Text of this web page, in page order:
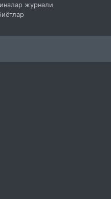
журнали